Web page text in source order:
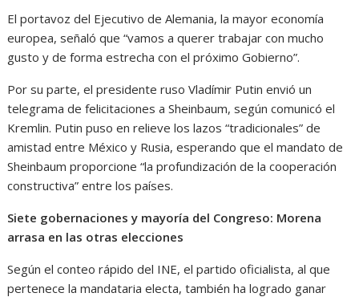
El portavoz del Ejecutivo de Alemania, la mayor economía
europea, señaló que “vamos a querer trabajar con mucho
gusto y de forma estrecha con el próximo Gobierno”.
Por su parte, el presidente ruso Vladímir Putin envió un
telegrama de felicitaciones a Sheinbaum, según comunicó el
Kremlin. Putin puso en relieve los lazos “tradicionales” de
amistad entre México y Rusia, esperando que el mandato de
Sheinbaum proporcione “la profundización de la cooperación
constructiva” entre los países.
Siete gobernaciones y mayoría del Congreso: Morena
arrasa en las otras elecciones
Según el conteo rápido del INE, el partido oficialista, al que
pertenece la mandataria electa, también ha logrado ganar